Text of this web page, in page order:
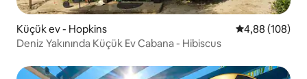
Küçük ev - Hopkins 5 üzerinden
4,88 (108)
Deniz Yakınında Küçük Ev Cabana - Hibiscus